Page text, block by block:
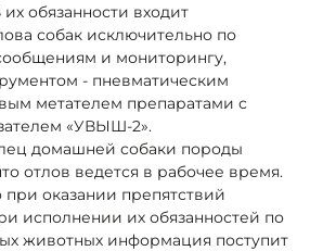
обязанности входит
собак исключительно по
и мониторингу,
- пневматическим
метателем препаратами с
«УВЫШ-2».
домашней собаки породы
отлов ведется в рабочее время.
при оказании препятствий
исполнении их обязанностей по
животных информация поступит